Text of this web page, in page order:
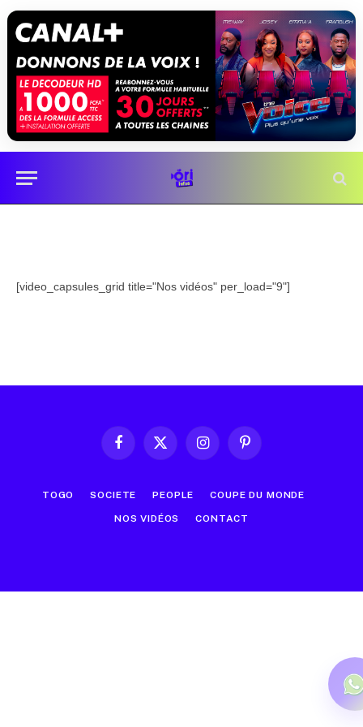
[video_capsules_grid title="Nos vidéos" per_load="9"]
FacebookX
InstagramPinterest
TOGO SOCIETE PEOPLE COUPE DU MONDE
NOS VIDÉOS CONTACT